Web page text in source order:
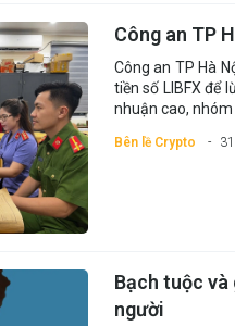
Bên lề Crypto
Công an TP
Công an TP Hà
tiền số LIBFX để
nhuận cao,
Bạch tuộc
người